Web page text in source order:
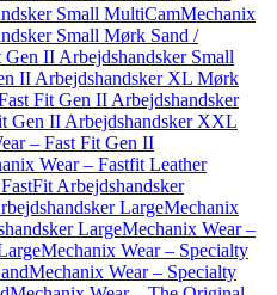
Small MultiCamMechanix
Small Mørk Sand /
II Arbejdshandsker Small
II Arbejdshandsker XL Mørk
Fit Gen II Arbejdshandsker
Gen II Arbejdshandsker XXL
– Fast Fit Gen II
Wear – Fastfit Leather
Arbejdshandsker
LargeMechanix
LargeMechanix Wear –
Mechanix Wear – Specialty
Mechanix Wear – Specialty